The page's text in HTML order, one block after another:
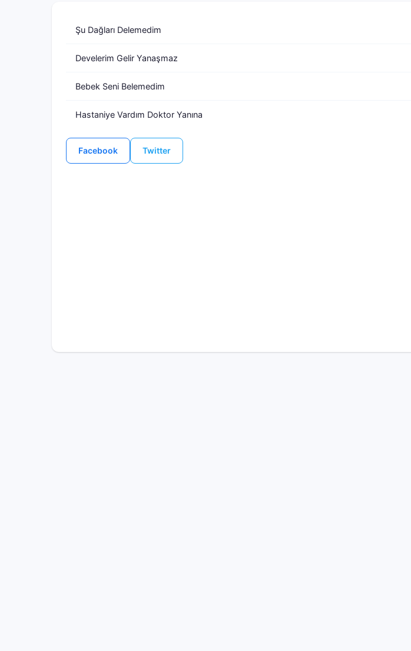
Şu Dağları Delemedim
Develerim Gelir Yanaşmaz
Bebek Seni Belemedim
Hastaniye Vardım Doktor Yanına
Facebook Twitter